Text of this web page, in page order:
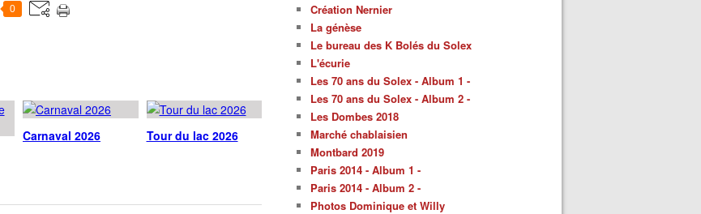
0
Carnaval 2026 Tour du lac 2026
Création Nernier
La génèse
Le bureau des K Bolés du Solex
L'écurie
Les 70 ans du Solex - Album 1 -
Les 70 ans du Solex - Album 2 -
Les Dombes 2018
Marché chablaisien
Montbard 2019
Paris 2014 - Album 1 -
Paris 2014 - Album 2 -
Photos Dominique et Willy